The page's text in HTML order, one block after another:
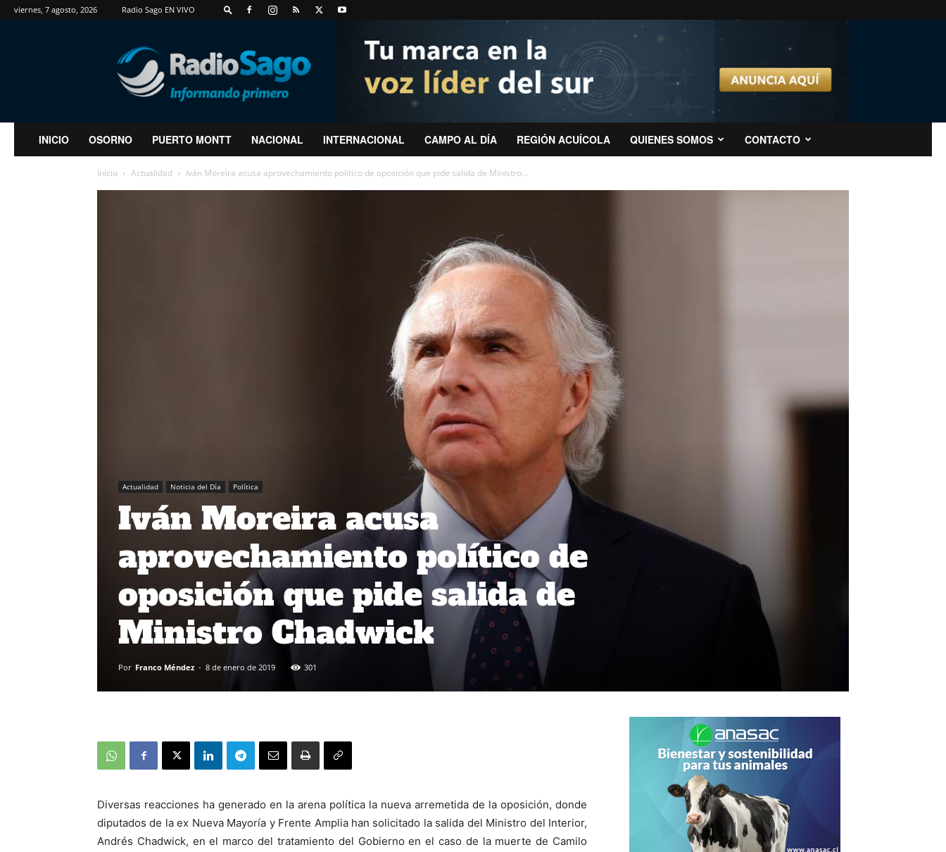
viernes, 7 agosto, 2026 Radio Sago EN VIVO
RadioSago
INICIO OSORNO PUERTO MONTT NACIONAL INTERNACIONAL CAMPO AL DÍA REGIÓN ACUÍCOLA QUIENES SOMOS CONTACTO
Inicio Actualidad Iván Moreira acusa aprovechamiento político de oposición que pide salida de Ministro...
Actualidad Noticia del Día Política
Iván Moreira acusa
aprovechamiento político de
oposición que pide salida de
Ministro Chadwick
Por Franco Méndez - 8 de enero de 2019 301
Diversas reacciones ha generado en la arena política la nueva arremetida de la oposición, donde
diputados de la ex Nueva Mayoría y Frente Amplia han solicitado la salida del Ministro del Interior,
Andrés Chadwick, en el marco del tratamiento del Gobierno en el caso de la muerte de Camilo